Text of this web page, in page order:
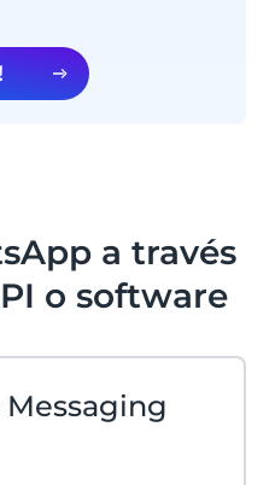
a través
o software
Messaging